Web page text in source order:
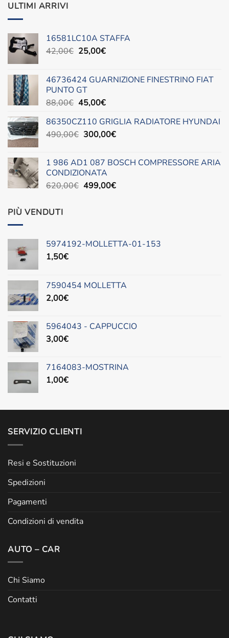
ULTIMI ARRIVI
16581LC10A STAFFA
42,00€ Il
era:
42,00€.
25,00€Il
è:
46736424 GUARNIZIONE FINESTRINO FIAT
PUNTO GT
88,00€ Il
originale
era:
45,00€Il
attuale
è:
86350CZ110 GRIGLIA RADIATORE HYUNDAI
490,00€ Il
era:
490,00€.
300,00€Il
è:
1 986 AD1 087 BOSCH COMPRESSORE ARIA
CONDIZIONATA
620,00€ Il
499,00€Il
PIÙ VENDUTI
5974192-MOLLETTA-01-153
1,50€
7590454 MOLLETTA
2,00€
5964043 - CAPPUCCIO
3,00€
7164083-MOSTRINA
1,00€
SERVIZIO CLIENTI
Resi e Sostituzioni
Spedizioni
Pagamenti
Condizioni di vendita
AUTO – CAR
Chi Siamo
Contatti